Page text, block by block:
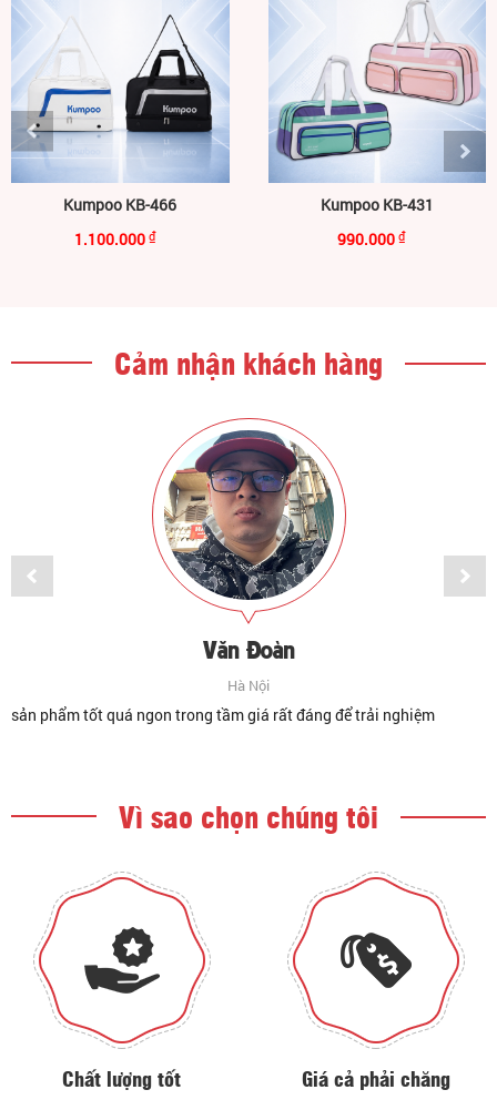
Kumpoo KB-466
1.100.000 ₫
Kumpoo KB-431
990.000₫
Cảm nhận khách hàng
Văn Đoàn
Hà Nội
sản phẩm tốt quá ngon trong tầm giá rất đáng để trải nghiệm
Vì sao chọn chúng tôi
Chất lượng tốt Giá cả phải chăng